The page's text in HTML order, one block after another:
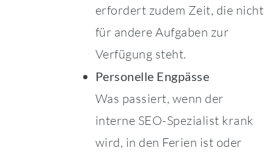
erfordert zudem Zeit, die nicht
für andere Aufgaben zur
Verfügung steht.
Personelle Engpässe
Was passiert, wenn der
interne SEO-Spezialist krank
wird, in den Ferien ist oder